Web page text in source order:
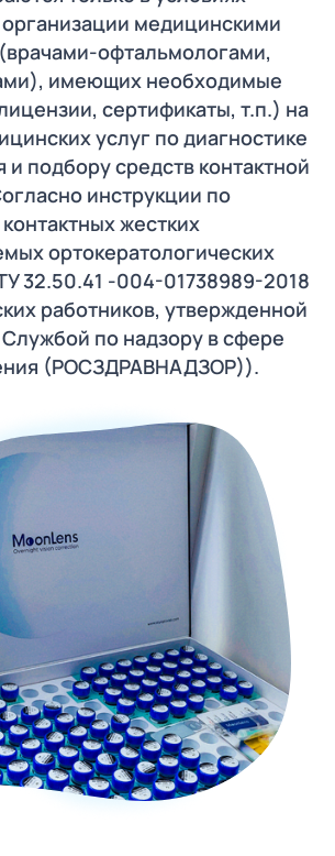
медицинскими
офтальмологами,
имеющих необходимые
сертификаты, т.п.) на
услуг по диагностике
и подбору средств контактной
инструкции по
жестких
ортокератологических
32.50.41 -004-01738989-2018
работников, утвержденной
по надзору в сфере
(РОСЗДРАВНАДЗОР)).